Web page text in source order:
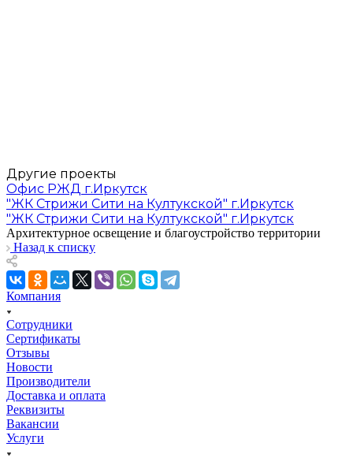
Другие проекты
Офис РЖД г.Иркутск
"ЖК Стрижи Сити на Култукской" г.Иркутск
"ЖК Стрижи Сити на Култукской" г.Иркутск
Архитектурное освещение и благоустройство территории
Назад к списку
Компания
Сотрудники
Сертификаты
Отзывы
Новости
Производители
Доставка и оплата
Реквизиты
Вакансии
Услуги